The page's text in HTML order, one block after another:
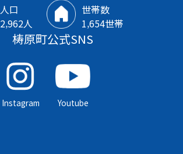
人口
2‚962人
世帯数
1‚654世帯
梼原町公式SNS
Instagram Youtube